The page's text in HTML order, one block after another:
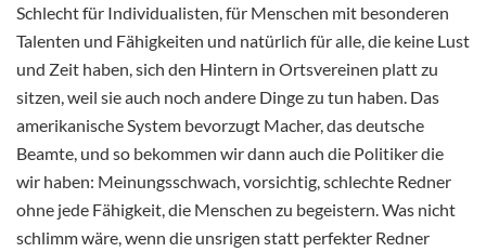
Schlecht für Individualisten, für Menschen mit besonderen
Talenten und Fähigkeiten und natürlich für alle, die keine Lust
und Zeit haben, sich den Hintern in Ortsvereinen platt zu
sitzen, weil sie auch noch andere Dinge zu tun haben. Das
amerikanische System bevorzugt Macher, das deutsche
Beamte, und so bekommen wir dann auch die Politiker die
wir haben: Meinungsschwach, vorsichtig, schlechte Redner
ohne jede Fähigkeit, die Menschen zu begeistern. Was nicht
schlimm wäre, wenn die unsrigen statt perfekter Redner